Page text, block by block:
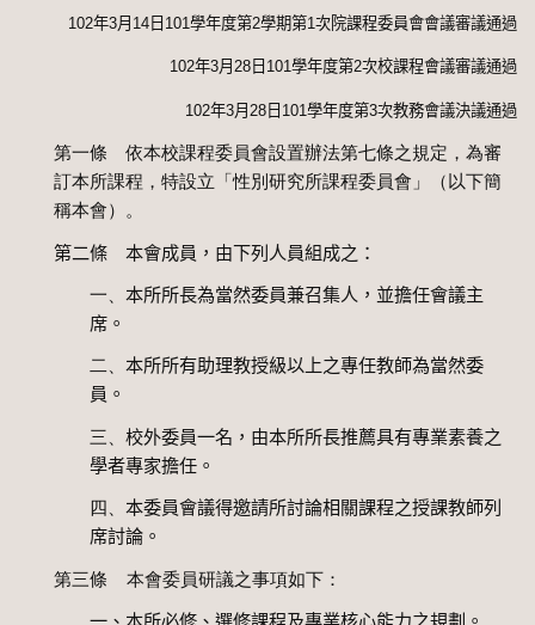
102年3月 14日 101 學年度第2學期第1 次院課程委員會會議審議通過
102年3月 28日 101學年度第2次校課程會議審議通過
102年3月 28日 101 學年度第3次教務會議決議通過
第一條 依本校課程委員會設置辦法第七條之規定，為審
訂本所課程，特設立「性別研究所課程委員會」（以下簡
稱本會）。
第二條 本會成員，由下列人員組成之：
一、本所所長為當然委員兼召集人，並擔任會議主
席。
二、本所所有助理教授級以上之專任教師為當然委
員。
三、校外委員一名，由本所所長推薦具有專業素養之
學者專家擔任。
四、本委員會議得邀請所討論相關課程之授課教師列
席討論。
第三條本會委員研議之事項如下：
一、本所必修、選修課程及專業核心能力之規劃。